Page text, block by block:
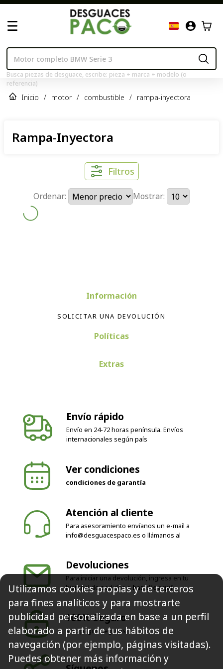
Busca piezas de desguace, escribe: pieza + marca + modelo (o
referencia)
Inicio / motor / combustible / rampa-inyectora
Rampa-Inyectora
Filtros
Ordenar: Mostrar:
Información
SOLICITAR UNA DEVOLUCIÓN
Políticas
Extras
Envío rápido
Envío en 24-72 horas península. Envíos
internacionales según país
Ver condiciones
condiciones de garantía
Atención al cliente
Para asesoramiento envíanos un e-mail a
info@desguacespaco.es o llámanos al
Devoluciones
Para iniciar una devolución, ingresa en tu
historial de pedidos o haz clic aquí
100% Seguro
Solo pagos seguros
Utilizamos cookies propias y de terceros
para fines analíticos y para mostrarte
publicidad personalizada en base a un perfil
elaborado a partir de tus hábitos de
navegación (por ejemplo, páginas visitadas).
Puedes obtener más información y